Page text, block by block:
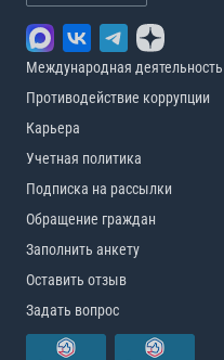
Международная деятельность
Противодействие коррупции
Карьера
Учетная политика
Подписка на рассылки
Обращение граждан
Заполнить анкету
Оставить отзыв
Задать вопрос